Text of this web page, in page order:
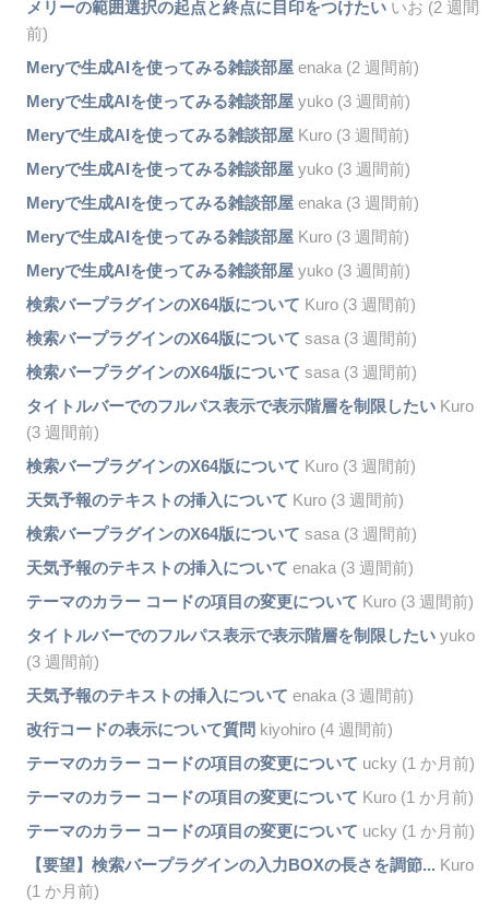
メリーの範囲選択の起点と終点に目印をつけたいいお (2 週間
前)
Meryで生成AIを使ってみる雑談部屋enaka (2 週間前)
Meryで生成AIを使ってみる雑談部屋yuko (3 週間前)
Meryで生成AIを使ってみる雑談部屋Kuro (3 週間前)
Meryで生成AIを使ってみる雑談部屋yuko (3 週間前)
Meryで生成AIを使ってみる雑談部屋enaka (3 週間前)
Meryで生成AIを使ってみる雑談部屋Kuro (3 週間前)
Meryで生成AIを使ってみる雑談部屋yuko (3 週間前)
検索バープラグインのX64版について Kuro (3 週間前)
検索バープラグインのX64版について sasa (3 週間前)
検索バープラグインのX64版について sasa (3 週間前)
タイトルバーでのフルパス表示で表示階層を制限したいKuro
(3 週間前)
検索バープラグインのX64版について Kuro (3 週間前)
天気予報のテキストの挿入について Kuro (3 週間前)
検索バープラグインのX64版について sasa (3 週間前)
天気予報のテキストの挿入について enaka (3 週間前)
テーマのカラー コードの項目の変更について Kuro (3 週間前)
タイトルバーでのフルパス表示で表示階層を制限したいyuko
(3 週間前)
天気予報のテキストの挿入について enaka (3 週間前)
改行コードの表示について質問 kiyohiro (4 週間前)
テーマのカラー コードの項目の変更について ucky (1 か月前)
テーマのカラー コードの項目の変更について Kuro (1 か月前)
テーマのカラー コードの項目の変更について ucky (1 か月前)
【要望】検索バープラグインの入力BOXの長さを調節... Kuro
(1 か月前)